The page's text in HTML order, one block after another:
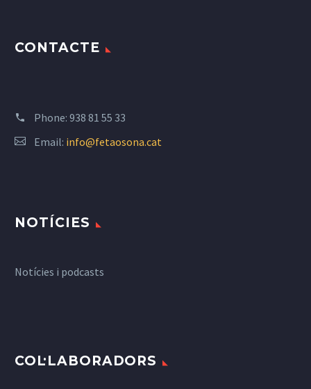
CONTACTE
Phone: 938 81 55 33
Email: info@fetaosona.cat
NOTÍCIES
Notícies i podcasts
COL·LABORADORS